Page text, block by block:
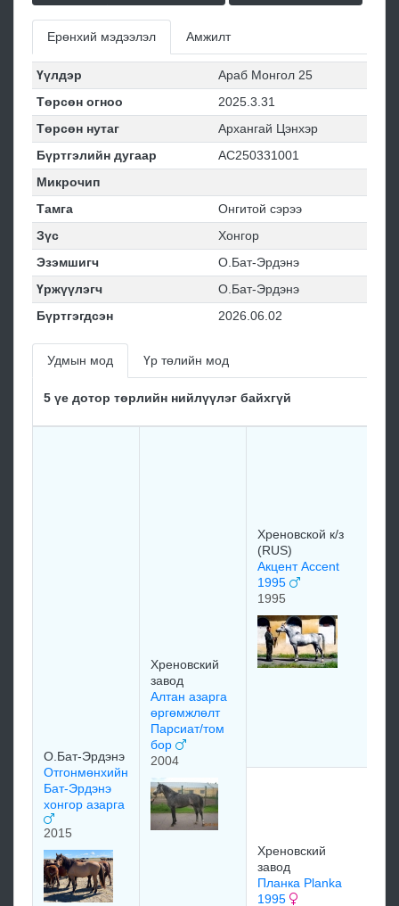
Ерөнхий мэдээлэл Амжилт
Үүлдэр
Араб Монгол 25
Төрсөн огноо
2025.3.31
Төрсөн нутаг
Архангай Цэнхэр
Бүртгэлийн дугаар
АС250331001
Микрочип
Тамга
Онгитой сэрээ
Зүс
Хонгор
Эзэмшигч
О.Бат-Эрдэнэ
Үржүүлэгч
О.Бат-Эрдэнэ
Бүртгэгдсэн
2026.06.02
Удмын мод Үр төлийн мод
5 үе дотор төрлийн нийлүүлэг байхгүй
О.Бат-Эрдэнэ
Отгонмөнхийн
Бат-Эрдэнэ
хонгор азарга
2015
Хреновский
завод
Алтан азарга
өргөмжлөлт
Парсиат/том
бор
2004
Хреновской к/з
(RUS)
Акцент Accent
1995
1995
Хреновский
завод
Планка Planka
1995